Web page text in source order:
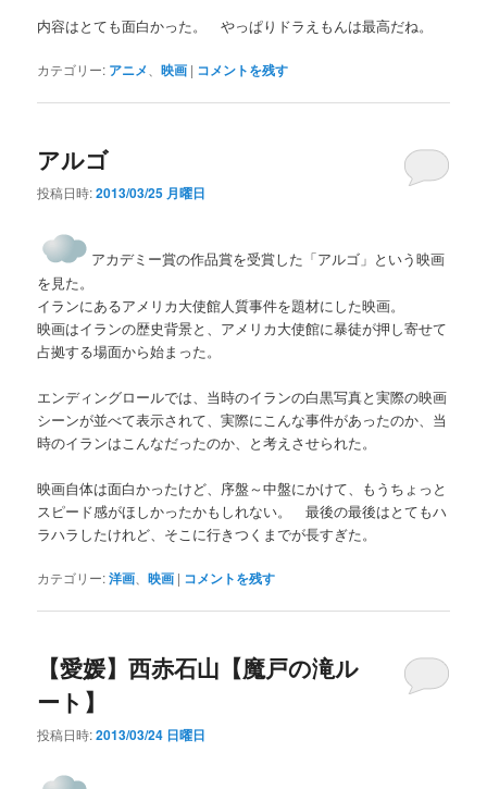
内容はとても面白かった。 やっぱりドラえもんは最高だね。
カテゴリー: アニメ 、映画 | コメントを残す
アルゴ
投稿日時:2013/03/25 月曜日
アカデミー賞の作品賞を受賞した「アルゴ」という映画
を見た。
イランにあるアメリカ大使館人質事件を題材にした映画。
映画はイランの歴史背景と、アメリカ大使館に暴徒が押し寄せて
占拠する場面から始まった。
エンディングロールでは、当時のイランの白黒写真と実際の映画
シーンが並べて表示されて、実際にこんな事件があったのか、当
時のイランはこんなだったのか、と考えさせられた。
映画自体は面白かったけど、序盤～中盤にかけて、もうちょっと
スピード感がほしかったかもしれない。 最後の最後はとてもハ
ラハラしたけれど、そこに行きつくまでが長すぎた。
カテゴリー:洋画 、映画 | コメントを残す
【愛媛】西赤石山【魔戸の滝ル
ート】
投稿日時:2013/03/24 日曜日